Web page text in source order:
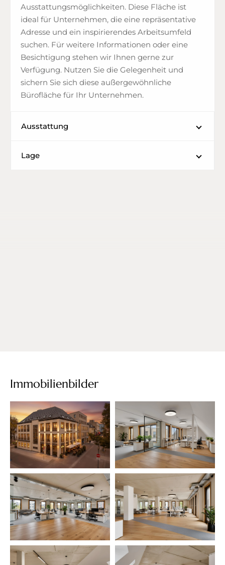
Ausstattungsmöglichkeiten. Diese Fläche ist
ideal für Unternehmen, die eine repräsentative
Adresse und ein inspirierendes Arbeitsumfeld
suchen. Für weitere Informationen oder eine
Besichtigung stehen wir Ihnen gerne zur
Verfügung. Nutzen Sie die Gelegenheit und
sichern Sie sich diese außergewöhnliche
Bürofläche für Ihr Unternehmen.
Ausstattung
Lage
Immobilienbilder